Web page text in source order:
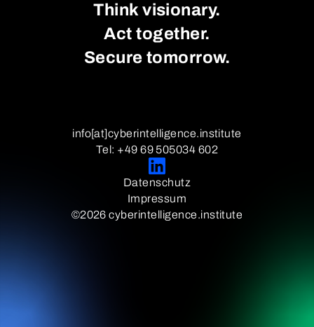
Think visionary.
Act together.
Secure tomorrow.
©2026 cyberintelligence.institute
Impressum
Datenschutz
Tel: +49 69 505034 602
info[at]cyberintelligence.institute